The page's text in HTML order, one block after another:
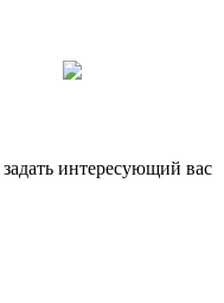
интересующий вас